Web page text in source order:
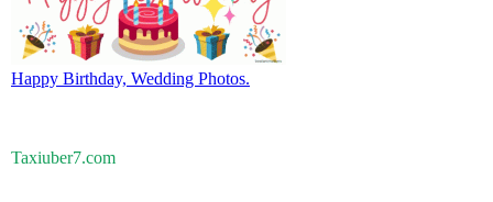
Happy Birthday, Wedding Photos.
Taxiuber7.com